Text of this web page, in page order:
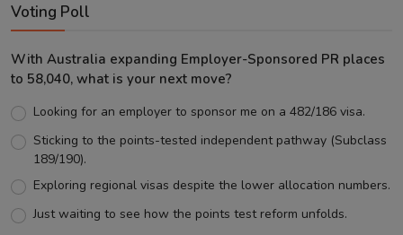
Voting Poll
With Australia expanding Employer-Sponsored PR places
to 58,040, what is your next move?
Looking for an employer to sponsor me on a 482/186 visa.
Sticking to the points-tested independent pathway (Subclass
189/190).
Exploring regional visas despite the lower allocation numbers.
Just waiting to see how the points test reform unfolds.